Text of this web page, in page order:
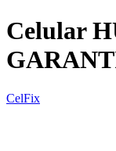
Celular
CelFix